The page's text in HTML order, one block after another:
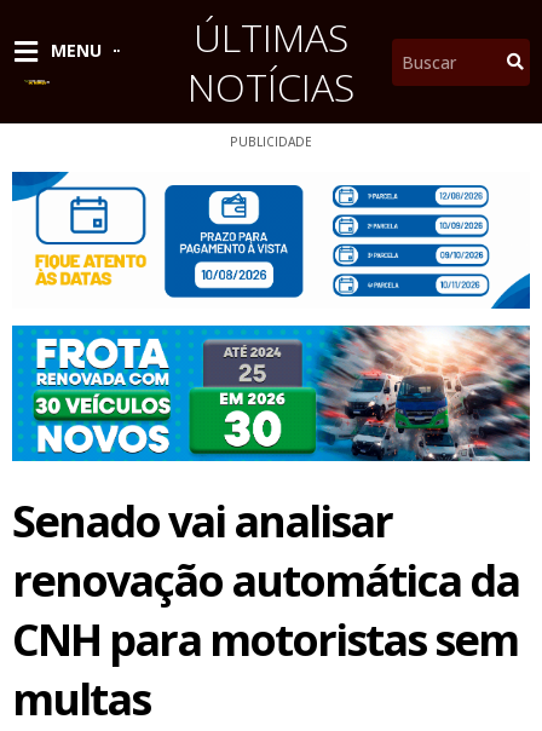
conteúdo
MENU
ÚLTIMAS
NOTÍCIAS
Pesquisar
PUBLICIDADE
Senado vai analisar
renovação automática da
CNH para motoristas sem
multas